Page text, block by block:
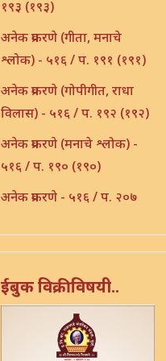
१९३ (१९३)
अनेक प्रकरणे (गीता, मनाचे
श्लोक) - ५१६ / प. १९१ (१९१)
अनेक प्रकरणे (गोपीगीत, राधा
विलास) - ५१६ / प. १९२ (१९२)
अनेक प्रकरणे (मनाचे श्लोक) -
५१६ / प. १९० (१९०)
अनेक प्रकरणे - ५१६ / प. २०७
अनेक प्रकरणे - ५१६ / प. २१०
अनेक प्रकरणे - ५१६ / प. २३६
अभंग - ५१६ / प. १५३ (१५३)
ईबुक विक्रीविषयी..